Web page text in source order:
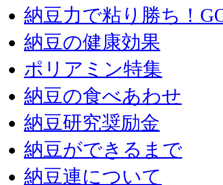
納豆力で粘り勝ち！
納豆の健康効果
ポリアミン特集
納豆の食べあわせ
納豆研究奨励金
納豆ができるまで
納豆連について